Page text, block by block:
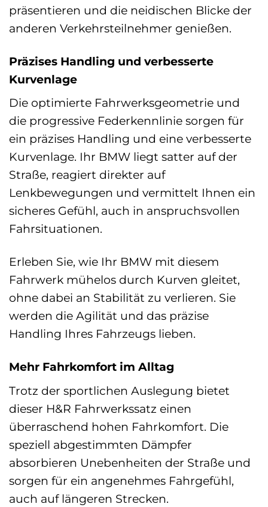
präsentieren und die neidischen Blicke der
anderen Verkehrsteilnehmer genießen.
Präzises Handling und verbesserte
Kurvenlage
Die optimierte Fahrwerksgeometrie und
die progressive Federkennlinie sorgen für
ein präzises Handling und eine verbesserte
Kurvenlage. Ihr BMW liegt satter auf der
Straße, reagiert direkter auf
Lenkbewegungen und vermittelt Ihnen ein
sicheres Gefühl, auch in anspruchsvollen
Fahrsituationen.
Erleben Sie, wie Ihr BMW mit diesem
Fahrwerk mühelos durch Kurven gleitet,
ohne dabei an Stabilität zu verlieren. Sie
werden die Agilität und das präzise
Handling Ihres Fahrzeugs lieben.
Mehr Fahrkomfort im Alltag
Trotz der sportlichen Auslegung bietet
dieser H&R Fahrwerkssatz einen
überraschend hohen Fahrkomfort. Die
speziell abgestimmten Dämpfer
absorbieren Unebenheiten der Straße und
sorgen für ein angenehmes Fahrgefühl,
auch auf längeren Strecken.